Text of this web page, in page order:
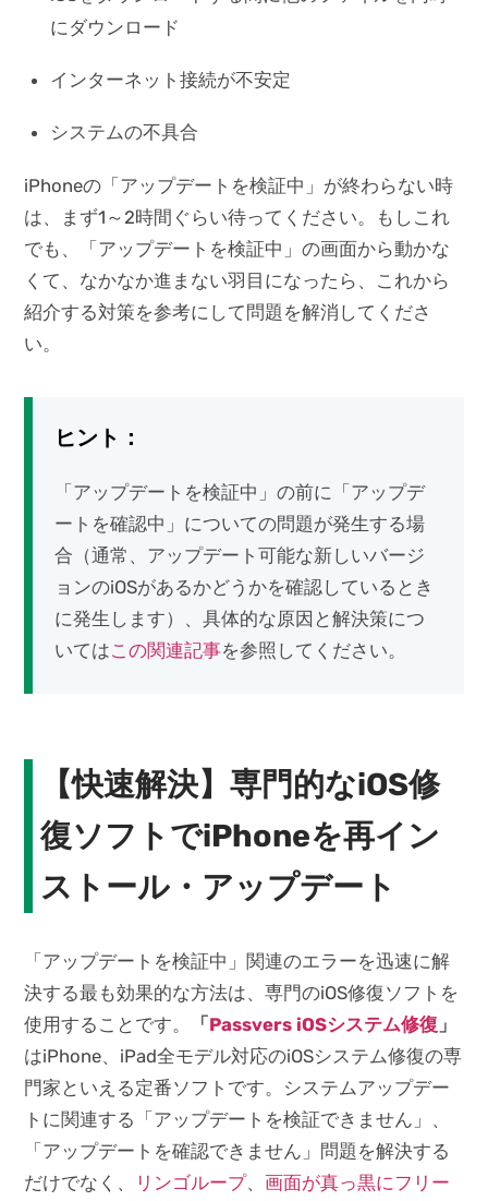
にダウンロード
インターネット接続が不安定
システムの不具合
iPhoneの「アップデートを検証中」が終わらない時
は、まず1～2時間ぐらい待ってください。もしこれ
でも、「アップデートを検証中」の画面から動かな
くて、なかなか進まない羽目になったら、これから
紹介する対策を参考にして問題を解消してくださ
い。
ヒント：
「アップデートを検証中」の前に「アップデ
ートを確認中」についての問題が発生する場
合（通常、アップデート可能な新しいバージ
ョンのiOSがあるかどうかを確認しているとき
に発生します）、具体的な原因と解決策につ
いてはこの関連記事を参照してください。
【快速解決】専門的なiOS修
復ソフトでiPhoneを再イン
ストール・アップデート
「アップデートを検証中」関連のエラーを迅速に解
決する最も効果的な方法は、専門のiOS修復ソフトを
使用することです。
「Passvers iOSシステム修復 」
はiPhone、iPad全モデル対応のiOSシステム修復の専
門家といえる定番ソフトです。システムアップデー
トに関連する「アップデートを検証できません」、
「アップデートを確認できません」問題を解決する
だけでなく、
リンゴループ、画面が真っ黒にフリー